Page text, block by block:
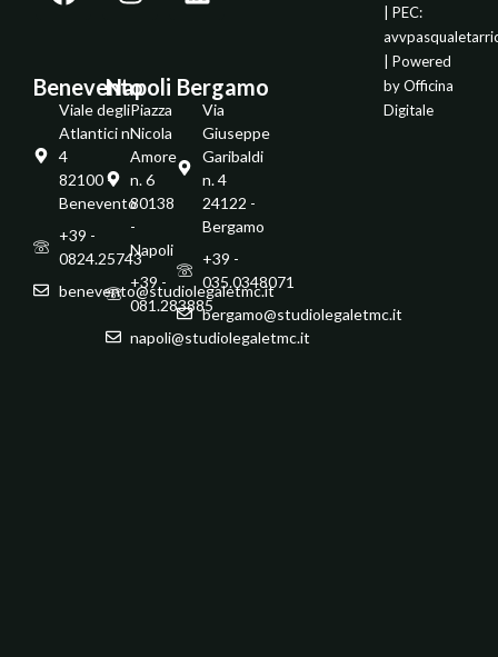
Benevento
Viale degli
Atlantici n.
4
82100 -
Benevento
+39 -
0824.25743
benevento@studiolegaletmc.it
Napoli
Piazza
Nicola
Amore
n. 6
80138
-
Napoli
+39 -
081.283885
napoli@studiolegaletmc.it
Bergamo
Via
Giuseppe
Garibaldi
n. 4
24122 -
Bergamo
+39 -
035.0348071
bergamo@studiolegaletmc.it
| PEC:
| Powered
byOfficina
Digitale